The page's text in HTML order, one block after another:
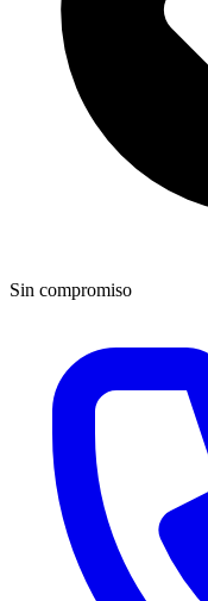
Sin compromiso